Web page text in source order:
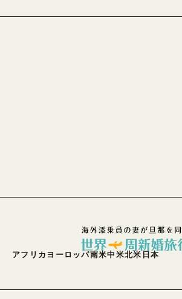
アフリカ ヨーロッパ南米中米北米 日本